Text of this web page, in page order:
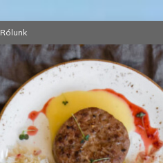
Rólunk